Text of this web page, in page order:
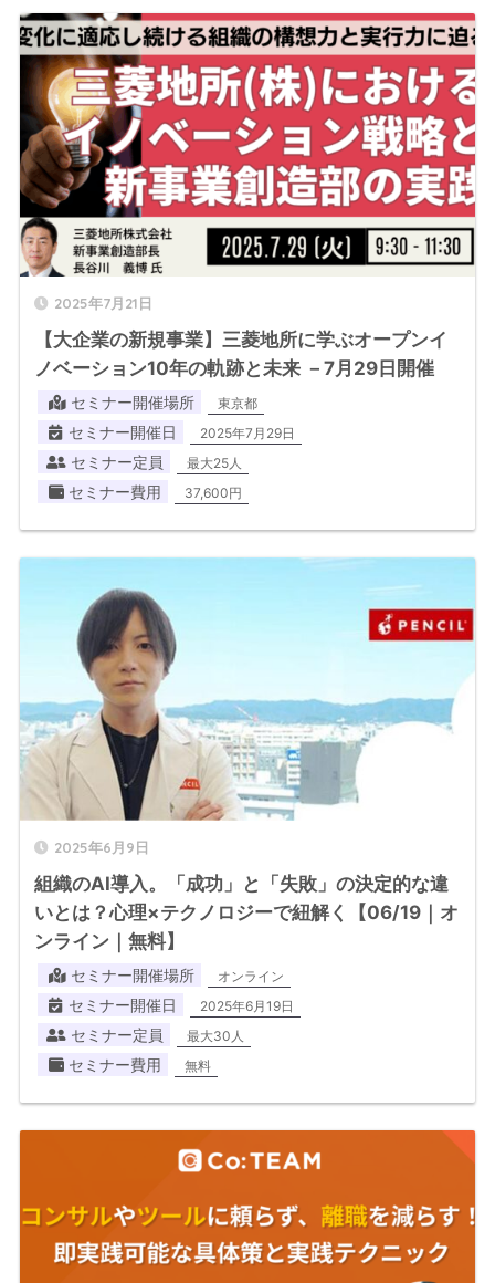
2025年7月21日
【大企業の新規事業】三菱地所に学ぶオープンイ
ノベーション10年の軌跡と未来 －7月29日開催
セミナー開催場所 東京都
セミナー開催日 2025年7月29日
セミナー定員 最大25人
セミナー費用 37,600円
2025年6月9日
組織のAI導入。「成功」と「失敗」の決定的な違
いとは？心理×テクノロジーで紐解く【06/19｜オ
ンライン｜無料】
セミナー開催場所 オンライン
セミナー開催日 2025年6月19日
セミナー定員 最大30人
セミナー費用 無料